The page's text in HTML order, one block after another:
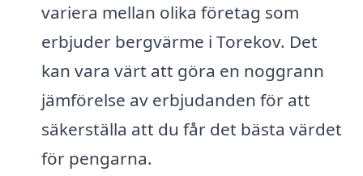
variera mellan olika företag som
erbjuder bergvärme i Torekov. Det
kan vara värt att göra en noggrann
jämförelse av erbjudanden för att
säkerställa att du får det bästa värdet
för pengarna.